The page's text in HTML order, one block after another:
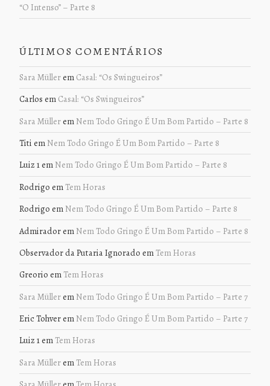
“O Intenso” – Parte 8
ÚLTIMOS COMENTÁRIOS
Sara Müllerem Casal: “Os Swingueiros”
Carlos em Casal: “Os Swingueiros”
Sara Müllerem Nem Todo Gringo É Um Bom Partido – Parte 8
Titi em Nem Todo Gringo É Um Bom Partido – Parte 8
Luiz 1em Nem Todo Gringo É Um Bom Partido – Parte 8
Rodrigo em Tem Horas
Rodrigo em Nem Todo Gringo É Um Bom Partido – Parte 8
Admiradorem Nem Todo Gringo É Um Bom Partido – Parte 8
Observador da Putaria Ignorado em Tem Horas
Greorio em Tem Horas
Sara Müllerem Nem Todo Gringo É Um Bom Partido – Parte 7
Eric Tohverem Nem Todo Gringo É Um Bom Partido – Parte 7
Luiz 1em Tem Horas
Sara Müllerem Tem Horas